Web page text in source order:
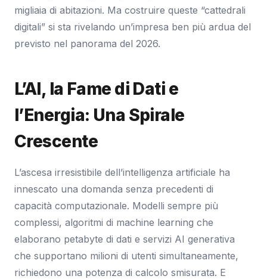
migliaia di abitazioni. Ma costruire queste “cattedrali
digitali” si sta rivelando un’impresa ben più ardua del
previsto nel panorama del 2026.
L’AI, la Fame di Dati e
l’Energia: Una Spirale
Crescente
L’ascesa irresistibile dell’intelligenza artificiale ha
innescato una domanda senza precedenti di
capacità computazionale. Modelli sempre più
complessi, algoritmi di machine learning che
elaborano petabyte di dati e servizi AI generativa
che supportano milioni di utenti simultaneamente,
richiedono una potenza di calcolo smisurata. E